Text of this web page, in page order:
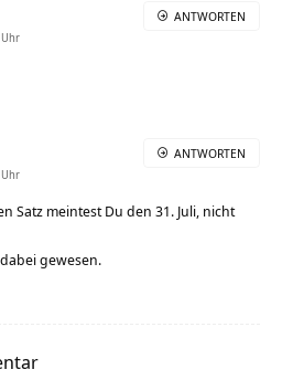
Uhr
ANTWORTEN
Uhr
Satz meintest Du den 31. Juli, nicht
gewesen.
ANTWORTEN